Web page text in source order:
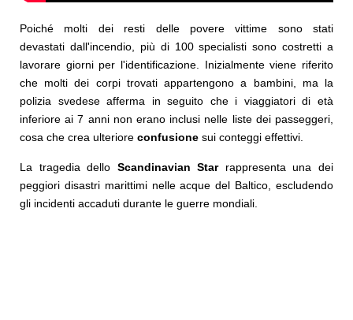
Poiché molti dei resti delle povere vittime sono stati
devastati dall'incendio, più di 100 specialisti sono costretti a
lavorare giorni per l'identificazione. Inizialmente viene riferito
che molti dei corpi trovati appartengono a bambini, ma la
polizia svedese afferma in seguito che i viaggiatori di età
inferiore ai 7 anni non erano inclusi nelle liste dei passeggeri,
cosa che crea ulteriore confusione sui conteggi effettivi.
La tragedia dello Scandinavian Starrappresenta una dei
peggiori disastri marittimi nelle acque del Baltico, escludendo
gli incidenti accaduti durante le guerre mondiali.